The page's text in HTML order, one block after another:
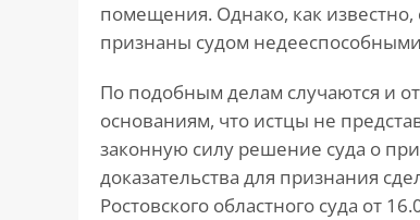
помещения. Однако, как
признаны судом
По подобным делам случаются и
основаниям, что истцы не
законную силу решение суда о
доказательства для признания
Ростовского областного суда от